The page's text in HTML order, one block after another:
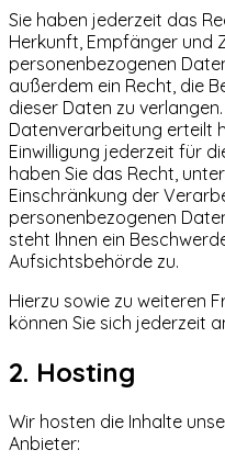
Sie haben jederzeit das
Herkunft, Empfänger und
personenbezogenen
außerdem ein Recht, die
dieser Daten zu
Datenverarbeitung erteilt
Einwilligung jederzeit für
haben Sie das Recht,
Einschränkung der
personenbezogenen
steht Ihnen ein
Aufsichtsbehörde zu.
Hierzu sowie zu weiteren
können Sie sich jederzeit
2. Hosting
Wir hosten die Inhalte
Anbieter: